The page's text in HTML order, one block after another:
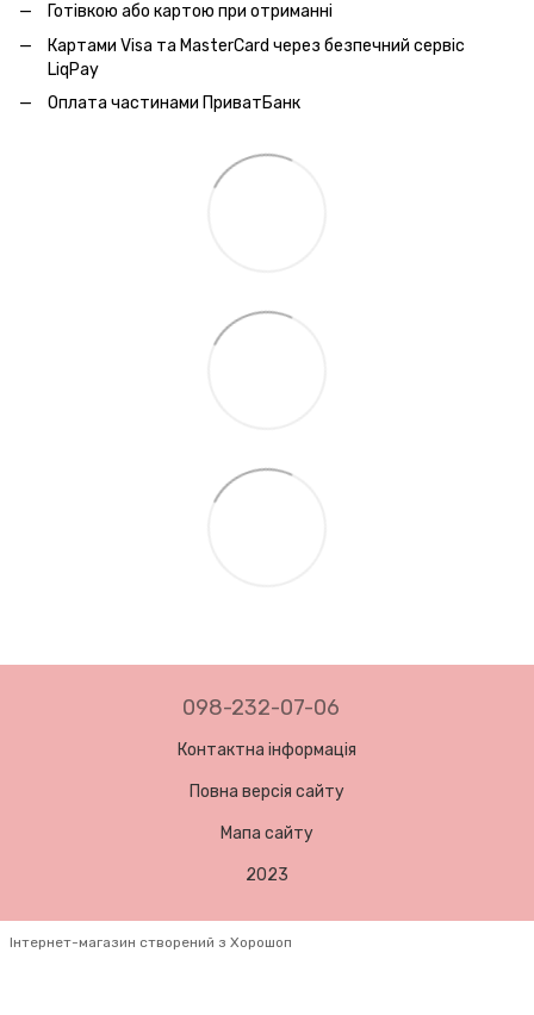
Готівкою або картою при отриманні
Картами Visa та MasterCard через безпечний сервic
LiqPay
Оплата частинами ПриватБанк
098-232-07-06
Контактна інформація
Повна версія сайту
Мапа сайту
2023
Інтернет-магазин створений з Хорошоп